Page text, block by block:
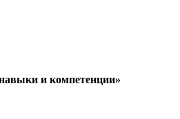
и компетенции»